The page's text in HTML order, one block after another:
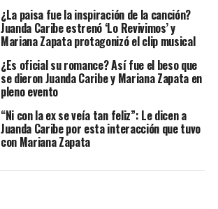
¿La paisa fue la inspiración de la canción?
Juanda Caribe estrenó ‘Lo Revivimos’ y
Mariana Zapata protagonizó el clip musical
¿Es oficial su romance? Así fue el beso que
se dieron Juanda Caribe y Mariana Zapata en
pleno evento
“Ni con la ex se veía tan feliz”: Le dicen a
Juanda Caribe por esta interacción que tuvo
con Mariana Zapata